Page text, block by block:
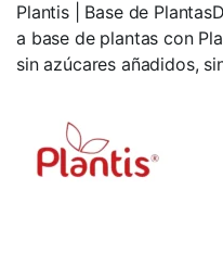
Plantis | Base de
a base de plantas con
sin azúcares añadidos,